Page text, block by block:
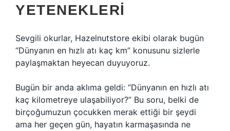
YETENEKLERI
Sevgili okurlar, Hazelnutstore ekibi olarak bugün
“Dünyanın en hızlı atı kaç km” konusunu sizlerle
paylaşmaktan heyecan duyuyoruz.
Bugün bir anda aklıma geldi: “Dünyanın en hızlı atı
kaç kilometreye ulaşabiliyor?” Bu soru, belki de
birçoğumuzun çocukken merak ettiği bir şeydi
ama her geçen gün, hayatın karmaşasında ne